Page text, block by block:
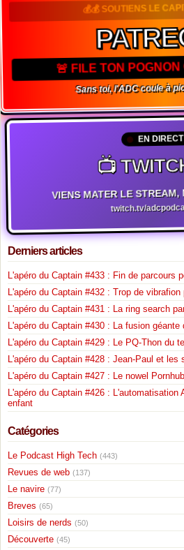
💰💰 SOUTIENS LE
🚨 FILE TON POGNON
Sans toi, l'ADC coule à
EN DIRECT
📺
VIENS MATER LE
twitch.tv/
Derniers articles
L'apéro du Captain #433 : Fin de parcours
L'apéro du Captain #432 : Trop de
L'apéro du Captain #431 : La ring search
L'apéro du Captain #430 : La fusion géante
L'apéro du Captain #429 : Le PQ-Thon du
L'apéro du Captain #428 : Jean-Paul et les
L'apéro du Captain #427 : Le nowel
L'apéro du Captain #426 : L'automatisation
enfant
Catégories
Le Podcast High Tech (443)
Revues de web (137)
Le navire (77)
Breves (65)
Loisirs de nerds (50)
Découverte (45)